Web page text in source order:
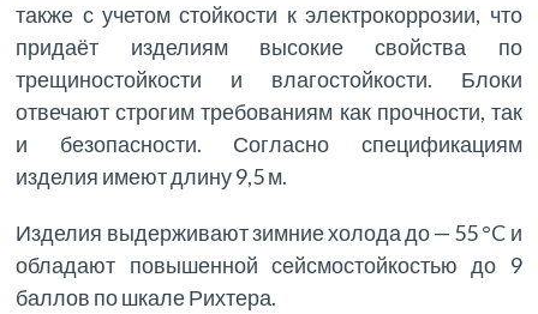
также с учетом стойкости к электрокоррозии, что
придаёт изделиям высокие свойства по
трещиностойкости и влагостойкости. Блоки
отвечают строгим требованиям как прочности, так
и безопасности. Согласно спецификациям
изделия имеют длину 9,5 м.
Изделия выдерживают зимние холода до — 55 °C и
обладают повышенной сейсмостойкостью до 9
баллов по шкале Рихтера.